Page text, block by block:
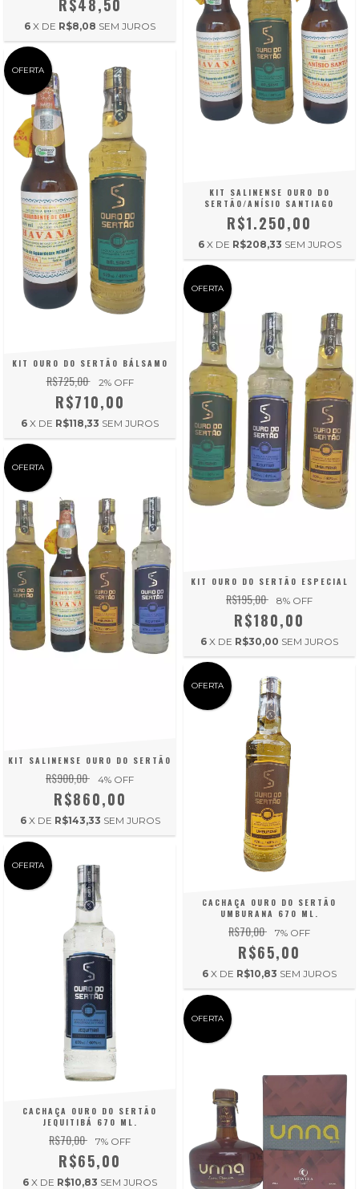
R$48,50
6 X DE R$8,08 SEM JUROS
OFERTA
KIT OURO DO SERTÃO BÁLSAMO
R$725,00 2% OFF
R$710,00
6 X DE R$118,33 SEM JUROS
KIT SALINENSE OURO DO
SERTÃO/ANÍSIO SANTIAGO
R$1.250,00
6 X DE R$208,33 SEM JUROS
OFERTA
KIT SALINENSE OURO DO SERTÃO
R$900,00 4% OFF
R$860,00
6 X DE R$143,33 SEM JUROS
OFERTA
KIT OURO DO SERTÃO ESPECIAL
R$195,00 8% OFF
R$180,00
6 X DE R$30,00 SEM JUROS
OFERTA
CACHAÇA OURO DO SERTÃO
JEQUITIBÁ 670 ML.
R$70,00 7% OFF
R$65,00
6 X DE R$10,83 SEM JUROS
OFERTA
CACHAÇA OURO DO SERTÃO
UMBURANA 670 ML.
R$70,00 7% OFF
R$65,00
6 X DE R$10,83 SEM JUROS
OFERTA